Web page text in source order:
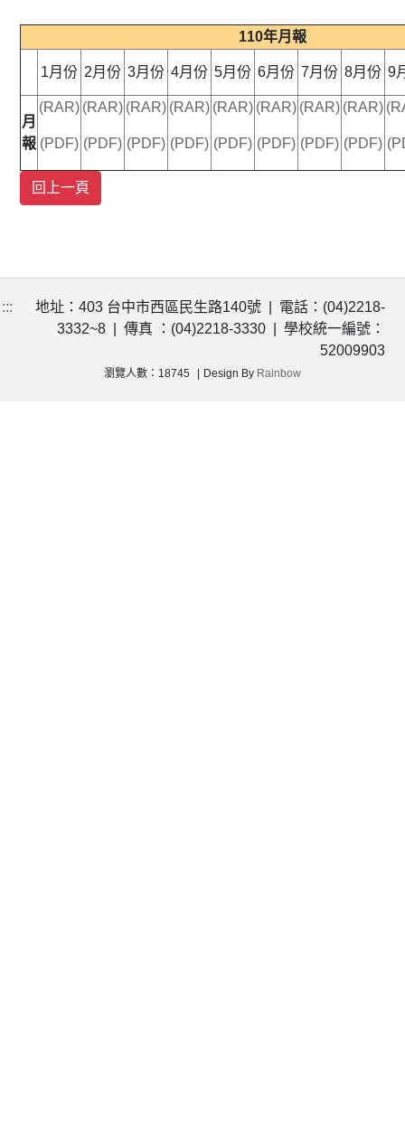
110年月報
1月份 2月份 3月份 4月份 5月份 6月份 7月份 8月份 9
月
報
(RAR)
(PDF)
(RAR)
(PDF)
(RAR)
(PDF)
(RAR)
(PDF)
(RAR)
(PDF)
(RAR)
(PDF)
(RAR)
(PDF)
(RAR)
(PDF)
:::
地址：403 台中市西區民生路140號 | 電話：(04)2218-
3332~8 | 傳真 ：(04)2218-3330 | 學校統一編號：
52009903
瀏覽人數：18745 Design By Rainbow